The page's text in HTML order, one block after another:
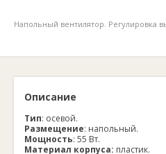
Напольный вентилятор. Регулировка
Описание
Тип: осевой.
Размещение: напольный.
Мощность: 55 Вт.
Материал корпуса: пластик.